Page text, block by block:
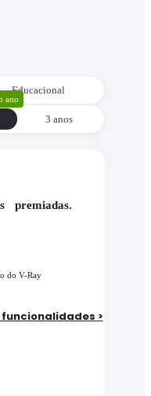
Educacional
ano
3 anos
premiadas.
do V-Ray
>